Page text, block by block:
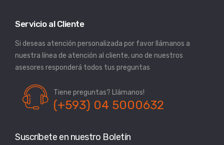
Servicio al Cliente
Si deseas atención personalizada por favor llámanos a
nuestra línea de atención al cliente, uno de nuestros
asesores responderá todos tus preguntas
Tiene preguntas? Llámanos!
(+593) 04 5000632
Suscríbete en nuestro Boletín